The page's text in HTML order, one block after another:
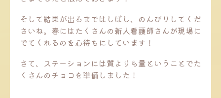
そして結果が出るまではしばし、のんびりしてくだ
さいね。春にはたくさんの新人看護師さんが現場に
でてくれるのを心待ちにしています！
さて、ステーションには質よりも量ということでた
くさんのチョコを準備しました！